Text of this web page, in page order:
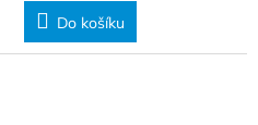
Do košíku